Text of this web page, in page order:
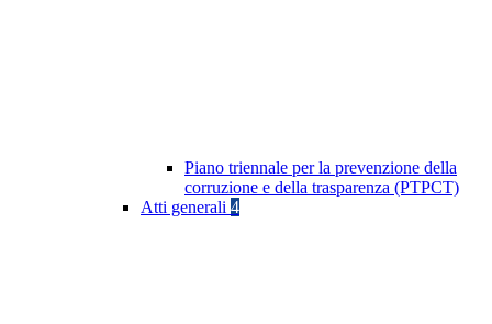
Piano triennale per la prevenzione della
corruzione e della trasparenza (PTPCT)
Atti generali 4